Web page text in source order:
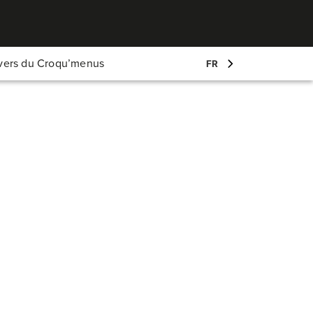
Mon compte
Log-in
du Croqu’menus FR